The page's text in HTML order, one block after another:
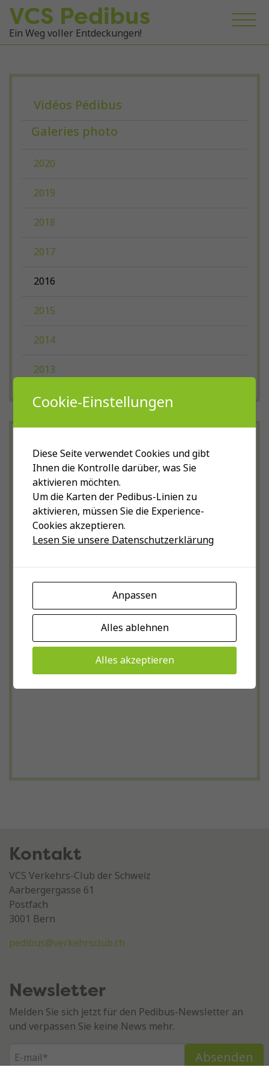
VCS Pedibus
Ein Weg voller Entdeckungen!
Vidéos Pédibus
Galeries photo
2020
2019
2018
2017
2016
2015
2014
2013
Kontakt
VCS Verkehrs-Club der Schweiz
Aarbergergasse 61
Postfach
3001 Bern
pedibus@verkehrsclub.ch
Newsletter
Melden Sie sich jetzt für den Pedibus-Newsletter an
und verpassen Sie keine News mehr.
Cookie-Einstellungen
Diese Seite verwendet Cookies und gibt
Ihnen die Kontrolle darüber, was Sie
aktivieren möchten.
Um die Karten der Pedibus-Linien zu
aktivieren, müssen Sie die Experience-
Cookies akzeptieren.
Lesen Sie unsere Datenschutzerklärung
Anpassen
Alles ablehnen
Alles akzeptieren